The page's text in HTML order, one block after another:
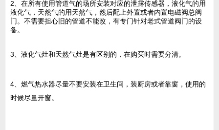
2、在所有使用管道气的场所安装对应的泄露传感器，液化气的用
液化气，天然气的用天然气，然后配上外置或者内置电磁阀总阀
门。不需要担心旧的管道不能改，有专门针对老式管道阀门的设
备。
3、液化气灶和天然气灶是有区别的，在购买时需要分清。
4、燃气热水器尽量不要安装在卫生间，装厨房或者靠窗，使用的
时候尽量开窗。